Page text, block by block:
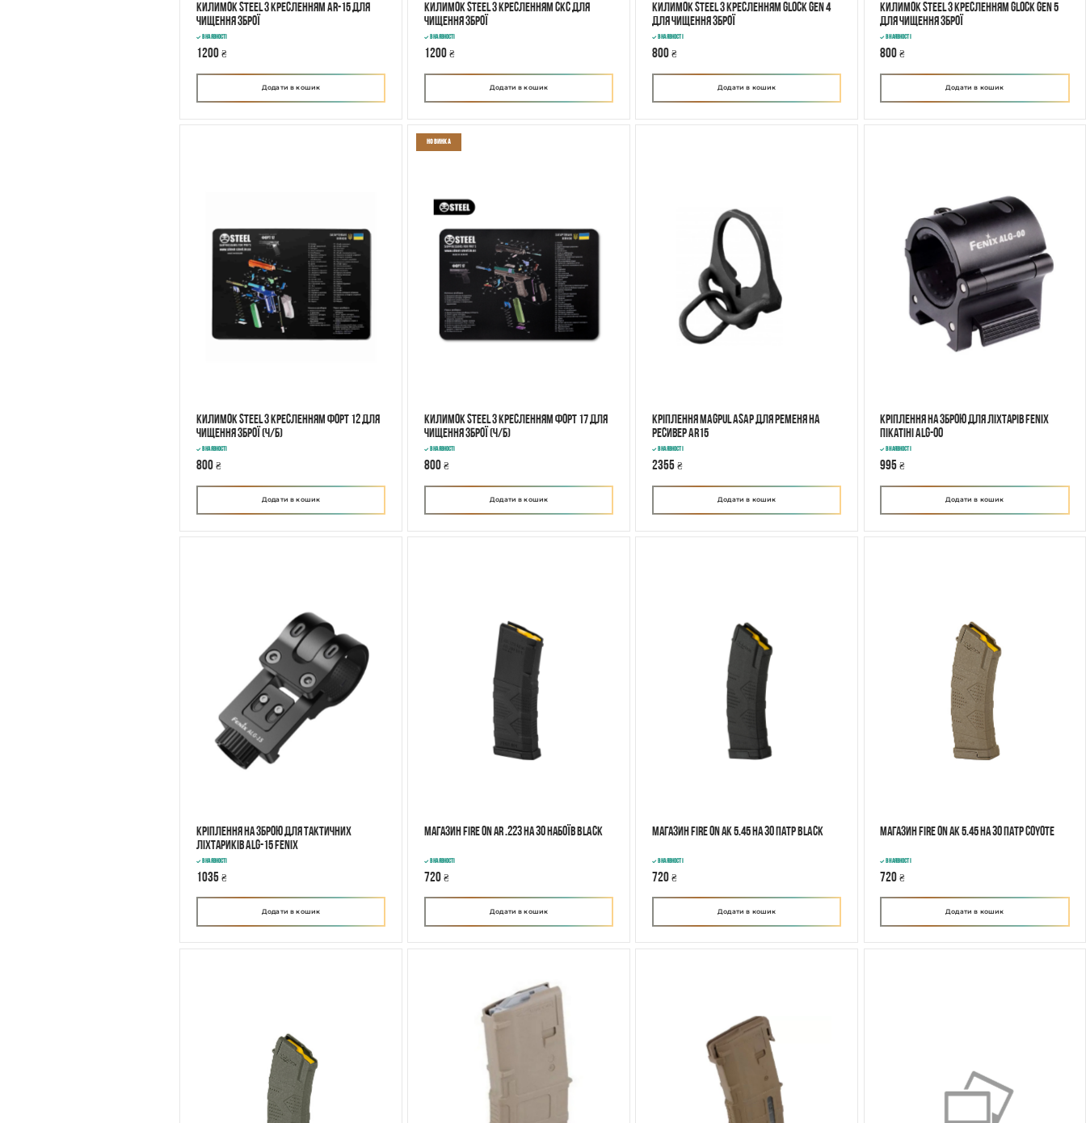
Килимок STEEL з кресленням AR-15 для
чищення зброї
В наявності
1200 ₴
Додати в кошик
Килимок STEEL з кресленням CKC для
чищення зброї
В наявності
1200 ₴
Додати в кошик
Килимок STEEL з кресленням GLOCK GEN 4
для чищення зброї
В наявності
800 ₴
Додати в кошик
Килимок STEEL з кресленням GLOCK GEN 5
для чищення зброї
В наявності
800₴
Додати в кошик
Килимок STEEL з кресленням ФОРТ 12 для
чищення зброї (ч/б)
В наявності
800 ₴
Додати в кошик
Новинка
Килимок STEEL з кресленням ФОРТ 17 для
чищення зброї (ч/б)
В наявності
800 ₴
Додати в кошик
Кріплення Magpul ASAP для ременя на
ресивер AR15
В наявності
2355 ₴
Додати в кошик
Кріплення на зброю для ліхтарів Fenix
Пікатіні ALG-00
В наявності
995₴
Додати в кошик
Кріплення на зброю для тактичних
ліхтариків ALG-15 Fenix
В наявності
1035 ₴
Додати в кошик
Магазин Fire On АR .223 на 30 набоїв Black
В наявності
720 ₴
Додати в кошик
Магазин Fire On АК 5.45 на 30 патр Black
В наявності
720 ₴
Додати в кошик
Магазин Fire On АК 5.45 на 30 патр Coyote
В наявності
720₴
Додати в кошик